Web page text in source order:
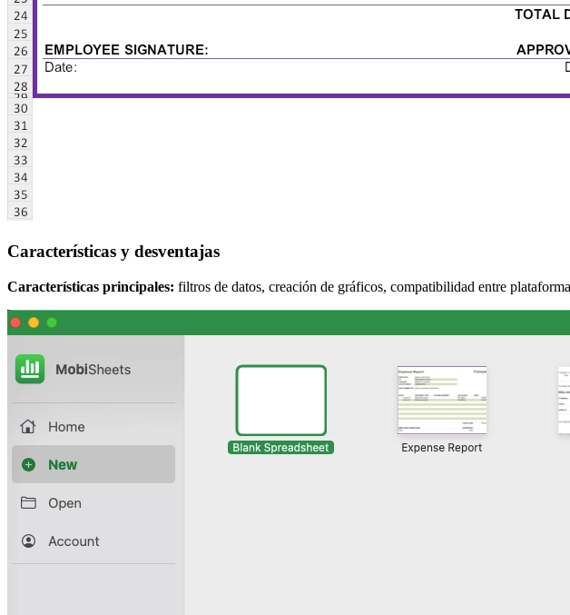
Características y desventajas
Características principales: filtros de datos, creación de gráficos, compatibilidad entre